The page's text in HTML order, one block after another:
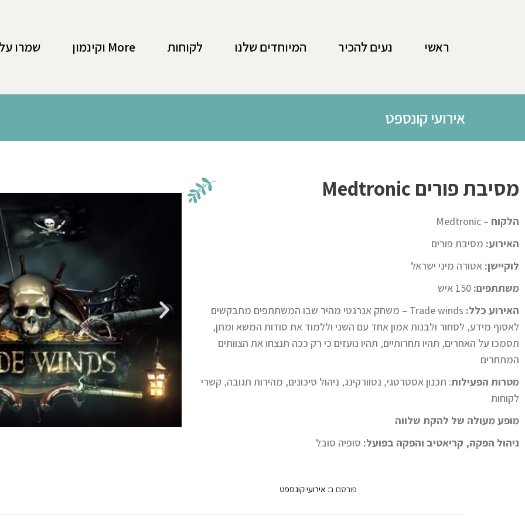
ראשי נעים להכיר המיוחדים שלנו לקוחות More וקינמון שמרו
אירועי קונספט
מסיבת פורים ‪Medtronic
הלקוח – Medtronic
האירוע: מסיבת פורים
לוקיישן: אטורה מיני ישראל
משתתפים:
האירוע כלל:
Trade winds – משחק אנרגטי מהיר שבו המשתתפים מתבקשים
לאסוף מידע, לסחור ולבנות אמון אחד עם השני וללמוד את סודות המשא ומתן,
תסמכו על האחרים, תהיו תחרותיים, תהיו נועזים כי רק ככה תנצחו את הצוותים
המתחרים
מטרות הפעילות: תכנון אסטרטגי, נטוורקינג, ניהול סיכונים, מהירות תגובה, קשרי
לקוחות
מופע מעולה של להקת שלווה
ניהול הפקה, קריאטיב והפקה בפועל: סופיה סובל
פורסם ב: אירועי קונספט